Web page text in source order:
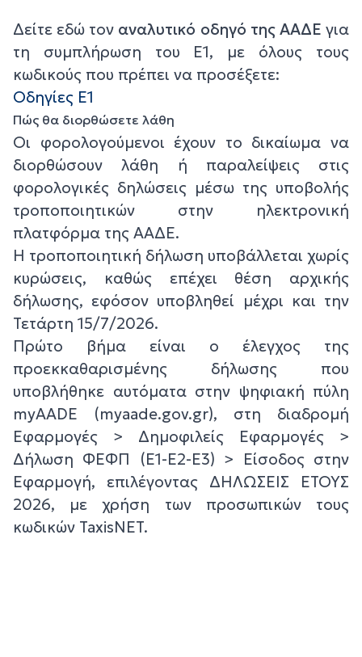
Δείτε εδώ τον αναλυτικό οδηγό της ΑΑΔΕ για
τη συμπλήρωση του Ε1, με όλους τους
κωδικούς που πρέπει να προσέξετε:
Οδηγίες Ε1
Πώς θα διορθώσετε λάθη
Οι φορολογούμενοι έχουν το δικαίωμα να
διορθώσουν λάθη ή παραλείψεις στις
φορολογικές δηλώσεις μέσω της υποβολής
τροποποιητικών στην ηλεκτρονική
πλατφόρμα της ΑΑΔΕ.
Η τροποποιητική δήλωση υποβάλλεται χωρίς
κυρώσεις, καθώς επέχει θέση αρχικής
δήλωσης, εφόσον υποβληθεί μέχρι και την
Τετάρτη 15/7/2026.
Πρώτο βήμα είναι ο έλεγχος της
προεκκαθαρισμένης δήλωσης που
υποβλήθηκε αυτόματα στην ψηφιακή πύλη
myAADE (myaade.gov.gr), στη διαδρομή
Εφαρμογές > Δημοφιλείς Εφαρμογές >
Δήλωση ΦΕΦΠ (Ε1-Ε2-Ε3) > Είσοδος στην
Εφαρμογή, επιλέγοντας ΔΗΛΩΣΕΙΣ ΕΤΟΥΣ
2026, με χρήση των προσωπικών τους
κωδικών TaxisNET.